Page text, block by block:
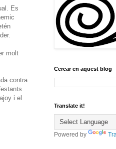
Es
molt
contra
i el
Cercar en aquest blog
Translate it!
Powered by